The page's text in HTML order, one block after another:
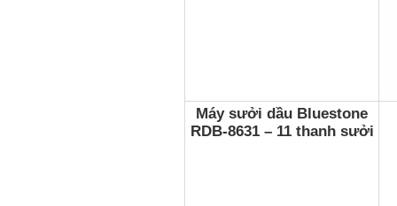
Máy sưởi dầu Bluestone
RDB-8631 – 11 thanh sưởi